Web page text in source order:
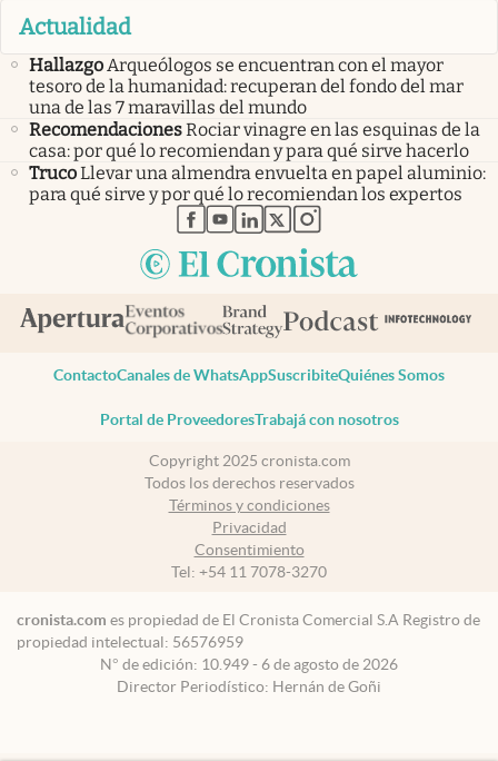
Actualidad
HallazgoArqueólogos se encuentran con el mayor
tesoro de la humanidad: recuperan del fondo del mar
una de las 7 maravillas del mundo
RecomendacionesRociar vinagre en las esquinas de la
casa: por qué lo recomiendan y para qué sirve hacerlo
TrucoLlevar una almendra envuelta en papel aluminio:
para qué sirve y por qué lo recomiendan los expertos
abre en nueva pestaña
abre en nueva pestaña
abre en nueva pestaña
abre en nueva pestaña
abre en nueva pestaña
ContactoCanales de WhatsAppSuscribiteQuiénes Somos
Portal de ProveedoresTrabajá con nosotros
Copyright 2025 cronista.com
Todos los derechos reservados
Términos y condiciones
Privacidad
Consentimiento
Tel: +54 11 7078-3270
cronista.com es propiedad de El Cronista Comercial S.A Registro de
propiedad intelectual: 56576959
N° de edición: 10.949 - 6 de agosto de 2026
Director Periodístico: Hernán de Goñi